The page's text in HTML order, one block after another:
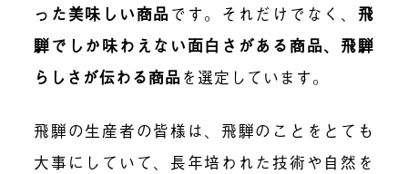
った美味しい商品 です。それだけでなく、 飛
騨でしか味わえない面白さがある商品、飛騨
らしさが伝わる商品 を選定しています。
飛騨の生産者の皆様は、飛騨のことをとても
大事にしていて、長年培われた技術や自然を